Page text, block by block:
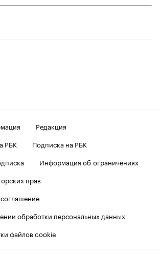
Редакция
РБК
Подписка на РБК
Информация об ограничениях
прав
соглашение
обработки персональных данных
файлов cookie